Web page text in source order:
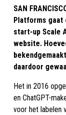
SAN
Platforms gaat
start-up Scale
website.
daardoor
Het in 2016
en ChatGPT-
voor het labelen